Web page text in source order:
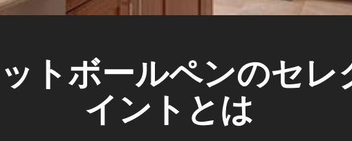
トボールペンのセレ
イントとは